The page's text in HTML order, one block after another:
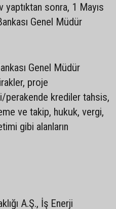
sonra, 1 Mayıs
Genel Müdür
Genel Müdür
proje
perakende krediler tahsis,
ve takip, hukuk, vergi,
gibi alanların
A.Ş., İş Enerji